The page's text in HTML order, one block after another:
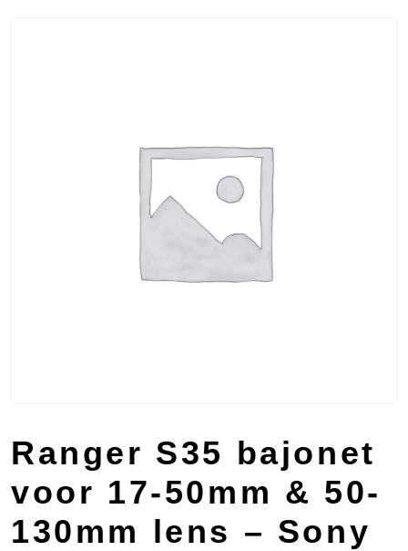
Ranger S35 bajonet
voor 17-50mm & 50-
130mm lens – Sony